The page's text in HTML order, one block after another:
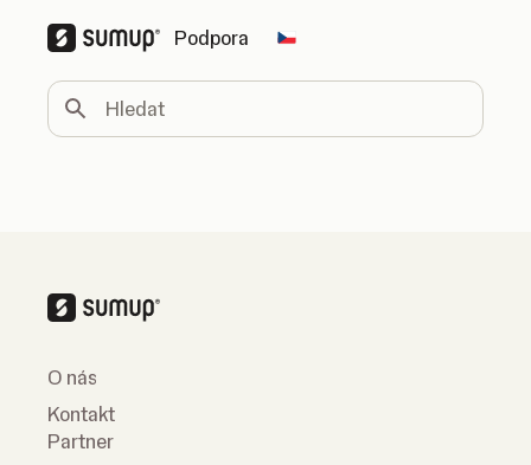
Podpora Change country
Hledat
O nás
Kontakt
Partner